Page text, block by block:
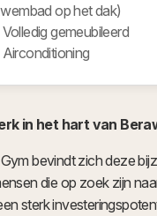
op het dak)
⁠Volledig gemeubileerd
⁠Airconditioning
in het hart van
bevindt zich deze
die op zoek zijn
sterk